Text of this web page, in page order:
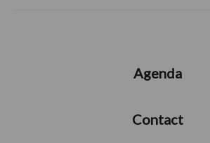
Agenda
Contact